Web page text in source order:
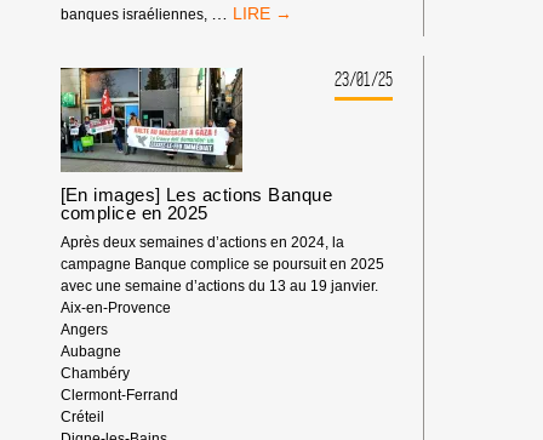
banques israéliennes,
COMMUNIQUÉ
COMMUN
:
AFPS,
BDS
FRANCE,
EKŌ
GLOBALIZE
SOLIDARITY
23/01/25
[En images] Les actions Banque
complice en 2025
Après deux semaines d’actions en 2024, la
campagne Banque complice se poursuit en 2025
avec une semaine d’actions du 13 au 19 janvier.
Aix-en-Provence
Angers
Aubagne
Chambéry
Clermont-Ferrand
Créteil